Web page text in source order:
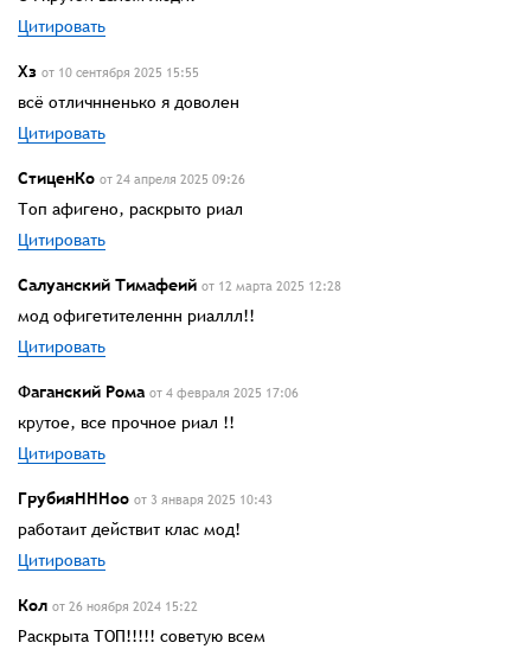
Цитировать
Хз от 10 сентября 2025 15:55
всё отличнненько я доволен
Цитировать
СтиценКо от 24 апреля 2025 09:26
Топ афигено, раскрыто риал
Цитировать
Салуанский Тимафеий от 12 марта 2025 12:28
мод офигетителеннн риаллл!!
Цитировать
Фаганский Рома от 4 февраля 2025 17:06
крутое, все прочное риал !!
Цитировать
ГрубияНННоо от 3 января 2025 10:43
работаит действит клас мод!
Цитировать
Кол от 26 ноября 2024 15:22
Раскрыта ТОП!!!!! советую всем